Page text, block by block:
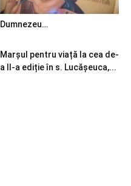
Dumnezeu…
Marșul pentru viață la cea de-
a II-a ediție în s. Lucășeuca,...